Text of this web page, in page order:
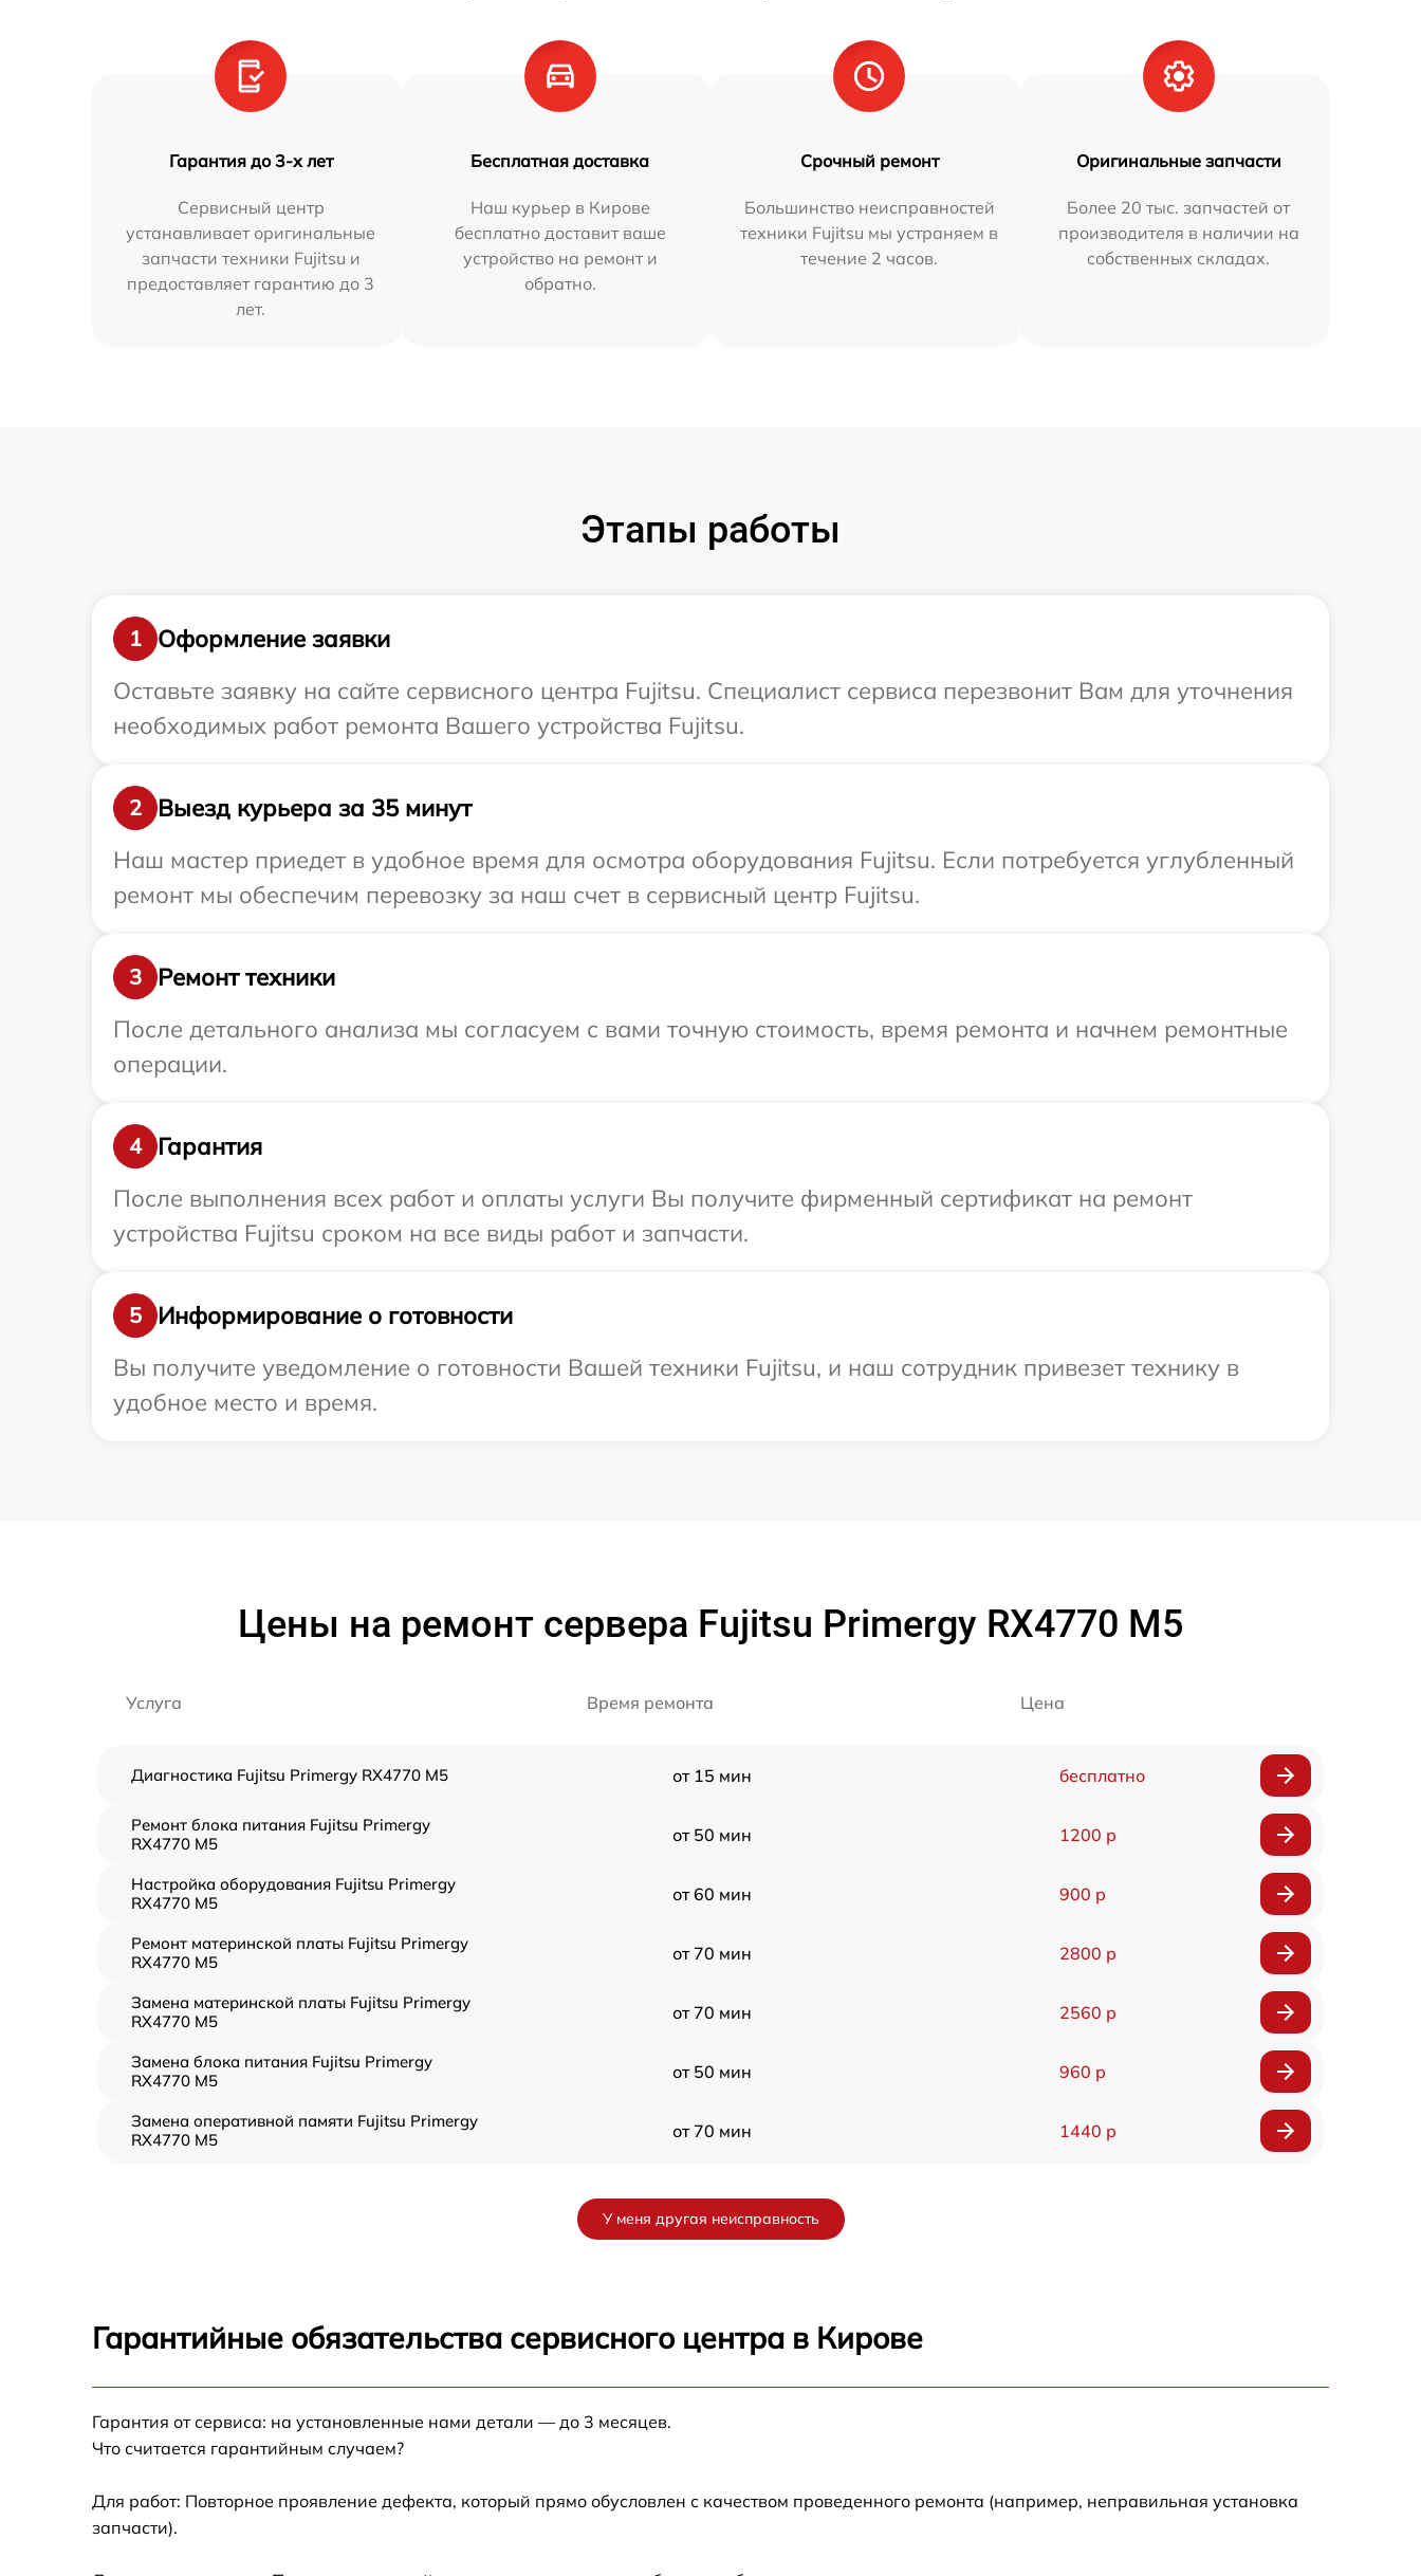
Гарантия до 3-х лет
Сервисный центр
устанавливает оригинальные
запчасти техники Fujitsu и
предоставляет гарантию до 3
лет.
Бесплатная доставка
Наш курьер в Кирове
бесплатно доставит ваше
устройство на ремонт и
обратно.
Срочный ремонт
Большинство неисправностей
техники Fujitsu мы устраняем в
течение 2 часов.
Оригинальные запчасти
Более 20 тыс. запчастей от
производителя в наличии на
собственных складах.
Этапы работы
1
Оформление заявки
Оставьте заявку на сайте сервисного центра Fujitsu. Специалист сервиса перезвонит Вам для уточнения
необходимых работ ремонта Вашего устройства Fujitsu.
2
Выезд курьера за 35 минут
Наш мастер приедет в удобное время для осмотра оборудования Fujitsu. Если потребуется углубленный
ремонт мы обеспечим перевозку за наш счет в сервисный центр Fujitsu.
3
Ремонт техники
После детального анализа мы согласуем с вами точную стоимость, время ремонта и начнем ремонтные
операции.
4
Гарантия
После выполнения всех работ и оплаты услуги Вы получите фирменный сертификат на ремонт
устройства Fujitsu сроком на все виды работ и запчасти.
5
Информирование о готовности
Вы получите уведомление о готовности Вашей техники Fujitsu, и наш сотрудник привезет технику в
удобное место и время.
Цены на ремонт сервера Fujitsu Primergy RX4770 M5
Услуга Время ремонта Цена
Диагностика Fujitsu Primergy RX4770 M5 от 15 мин бесплатно
Ремонт блока питания Fujitsu Primergy
RX4770 M5
от 50 мин 1200 р
Настройка оборудования Fujitsu Primergy
RX4770 M5
от 60 мин 900 р
Ремонт материнской платы Fujitsu Primergy
RX4770 M5
от 70 мин 2800 р
Замена материнской платы Fujitsu Primergy
RX4770 M5
от 70 мин 2560 р
Замена блока питания Fujitsu Primergy
RX4770 M5
от 50 мин 960 р
Замена оперативной памяти Fujitsu Primergy
RX4770 M5
от 70 мин 1440 р
Ремонт СХД Fujitsu Primergy RX4770 M5
Primergy RX4770 M5
Ремонт ленточного накопителя Fujitsu
У меня другая неисправность
Гарантийные обязательства сервисного центра в Кирове
Гарантия от сервиса: на установленные нами детали — до 3 месяцев.
Что считается гарантийным случаем?
Для работ: Повторное проявление дефекта, который прямо обусловлен с качеством проведенного ремонта (например, неправильная установка
запчасти).